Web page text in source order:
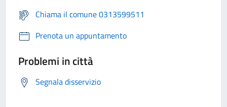
Chiama il comune 0313599511
Prenota un appuntamento
Problemi in città
Segnala disservizio